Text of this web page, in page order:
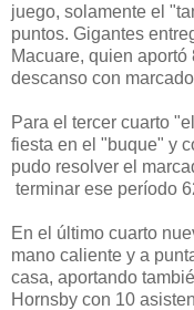
juego, solamente el
puntos. Gigantes
Macuare, quien aportó
descanso con
Para el tercer cuarto
fiesta en el "buque" y
pudo resolver el
terminar ese período
En el último cuarto
mano caliente y a
casa, aportando
Hornsby con 10